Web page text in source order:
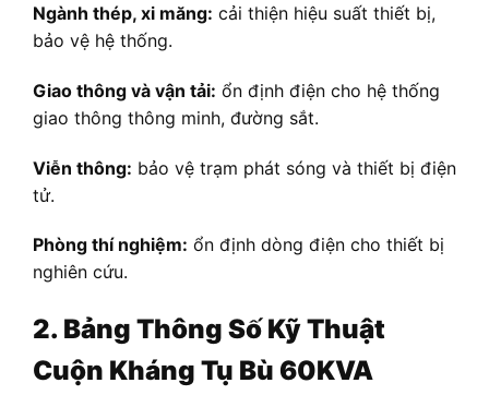
Ngành thép, xi măng: cải thiện hiệu suất thiết bị,
bảo vệ hệ thống.
Giao thông và vận tải: ổn định điện cho hệ thống
giao thông thông minh, đường sắt.
Viễn thông: bảo vệ trạm phát sóng và thiết bị điện
tử.
Phòng thí nghiệm: ổn định dòng điện cho thiết bị
nghiên cứu.
2. Bảng Thông Số Kỹ Thuật
Cuộn Kháng Tụ Bù 60KVA